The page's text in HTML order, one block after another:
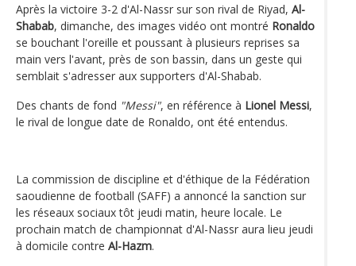
Après la victoire 3-2 d'Al-Nassr sur son rival de Riyad, Al-
Shabab, dimanche, des images vidéo ont montré Ronaldo
se bouchant l'oreille et poussant à plusieurs reprises sa
main vers l'avant, près de son bassin, dans un geste qui
semblait s'adresser aux supporters d'Al-Shabab.
Des chants de fond "Messi", en référence à Lionel Messi,
le rival de longue date de Ronaldo, ont été entendus.
La commission de discipline et d'éthique de la Fédération
saoudienne de football (SAFF) a annoncé la sanction sur
les réseaux sociaux tôt jeudi matin, heure locale. Le
prochain match de championnat d'Al-Nassr aura lieu jeudi
à domicile contre Al-Hazm.